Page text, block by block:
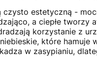
czysto estetyczną -
a ciepłe tworzy
korzystanie z
które hamuje
w zasypianiu,